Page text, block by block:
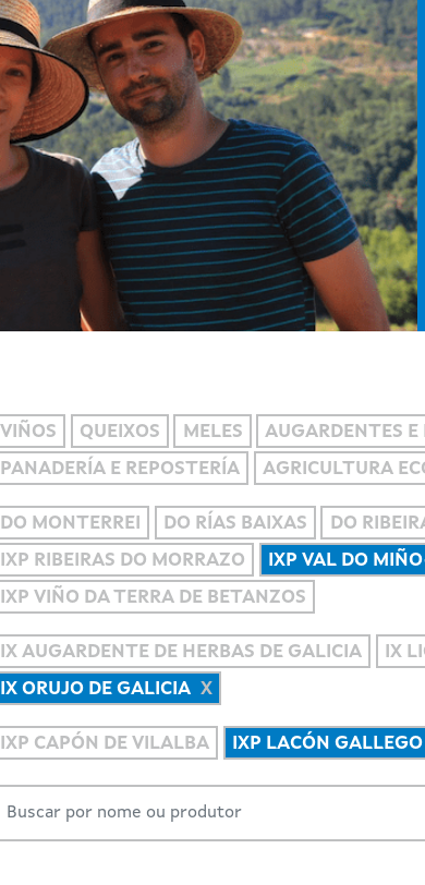
VIÑOS QUEIXOS MELES AUGARDENTES E
PANADERÍA E REPOSTERÍA
AGRICULTURA
DO MONTERREI DO RÍAS BAIXAS DO
IXP RIBEIRAS DO MORRAZO
IXP VAL DO
IXP VIÑO DA TERRA DE BETANZOS
IX AUGARDENTE DE HERBAS DE GALICIA IX
IX ORUJO DE GALICIA
IXP CAPÓN DE VILALBA IXP LACÓN GALLEGO